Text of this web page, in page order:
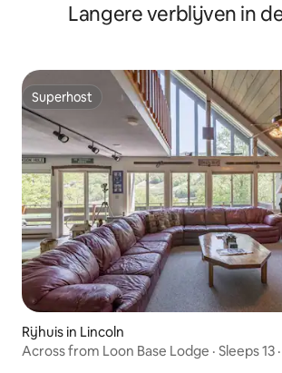
Langere verblijven in
Superhost
Superhost
Rijhuis in Lincoln
Across from Loon Base Lodge · Sleeps 13 ·